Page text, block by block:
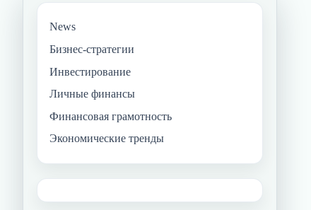
News
Бизнес-стратегии
Инвестирование
Личные финансы
Финансовая грамотность
Экономические тренды